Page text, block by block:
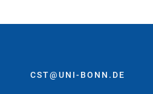
CST@UNI-BONN.DE